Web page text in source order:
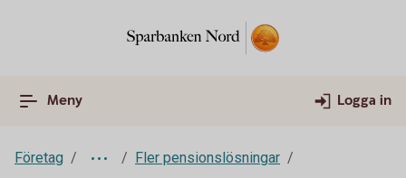
Meny Logga in
Företag
Fler pensionslösningar